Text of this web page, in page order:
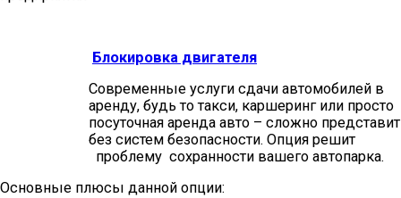
Блокировка двигателя
Современные услуги сдачи автомобилей в
аренду, будь то такси, каршеринг или просто
посуточная аренда авто – сложно
без систем безопасности. Опция решит
проблему сохранности вашего автопарка.
Основные плюсы данной опции: